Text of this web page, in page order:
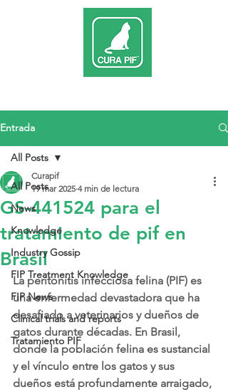
Entrada
All Posts
News
Knowledge
Industry Gossip
FIP Treatment Knowledge
FIP News
Clinical trials and reports
Tratamiento PIF
All Posts
GS-441524 para el
tratamiento de pif en
Brasil
Curapif
19 mar 2025 4 min de lectura
La peritonitis infecciosa felina (PIF) es
una enfermedad devastadora que ha
desafiado a veterinarios y dueños de
gatos durante décadas. En Brasil,
donde la población felina es sustancial
y el vínculo entre los gatos y sus
dueños está profundamente arraigado,